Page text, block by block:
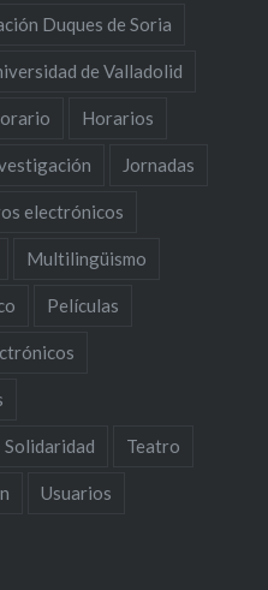
Duques de Soria
de Valladolid
Horarios
Jornadas
electrónicos
Multilingüismo
Películas
Solidaridad Teatro
Usuarios